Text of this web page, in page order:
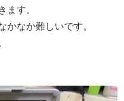
ます。
かなか難しいです。